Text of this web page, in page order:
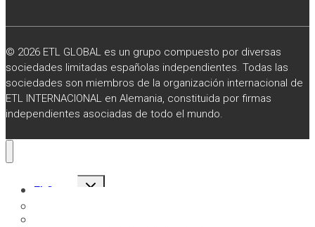
© 2026 ETL GLOBAL es un grupo compuesto por diversas
sociedades limitadas españolas independientes. Todas las
sociedades son miembros de la organización internacional de
ETL INTERNACIONAL en Alemania, constituida por firmas
independientes asociadas de todo el mundo.
El Grupo
Alternar